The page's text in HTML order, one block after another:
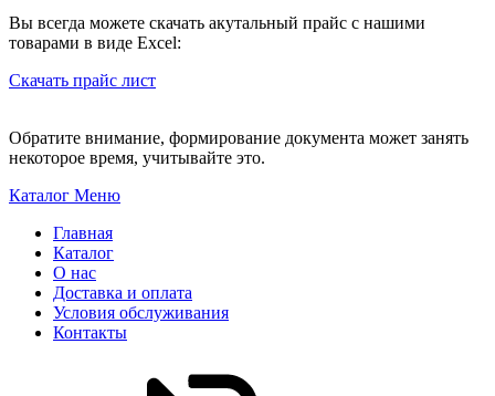
Вы всегда можете скачать акутальный прайс с нашими
товарами в виде Excel:
Скачать прайс лист
Обратите внимание, формирование документа может занять
некоторое время, учитывайте это.
Каталог Меню
Главная
Каталог
О нас
Доставка и оплата
Условия обслуживания
Контакты